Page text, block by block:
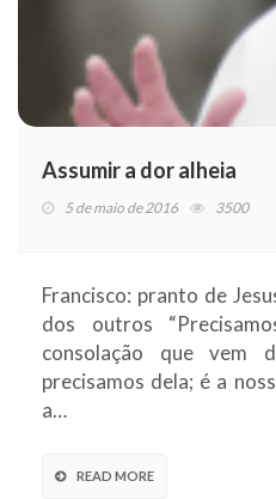
Assumir a dor alheia
5 de maio de 2016 3500
Francisco: pranto de
dos outros
consolação que vem
precisamos dela; é a
a…
READ MORE